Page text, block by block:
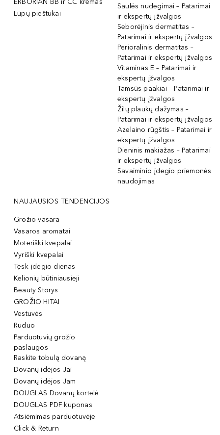
ERBORIAN BB ir CC kremas
Lūpų pieštukai
Saulės nudegimai – Patarimai
ir ekspertų įžvalgos
Seborėjinis dermatitas –
Patarimai ir ekspertų įžvalgos
Perioralinis dermatitas –
Patarimai ir ekspertų įžvalgos
Vitaminas E – Patarimai ir
ekspertų įžvalgos
Tamsūs paakiai – Patarimai ir
ekspertų įžvalgos
Žilų plaukų dažymas –
Patarimai ir ekspertų įžvalgos
Azelaino rūgštis – Patarimai ir
ekspertų įžvalgos
Dieninis makiažas – Patarimai
ir ekspertų įžvalgos
Savaiminio įdegio priemonės
naudojimas
NAUJAUSIOS TENDENCIJOS
Grožio vasara
Vasaros aromatai
Moteriški kvepalai
Vyriški kvepalai
Tęsk įdegio dienas
Kelionių būtiniausieji
Beauty Storys
GROŽIO HITAI
Vestuvės
Ruduo
Parduotuvių grožio
paslaugos
Raskite tobulą dovaną
Dovanų idėjos Jai
Dovanų idėjos Jam
DOUGLAS Dovanų kortelė
DOUGLAS PDF kuponas
Atsiėmimas parduotuvėje
Click & Return